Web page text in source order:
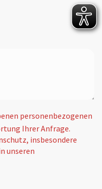
personenbezogenen
Ihrer Anfrage.
insbesondere
unseren